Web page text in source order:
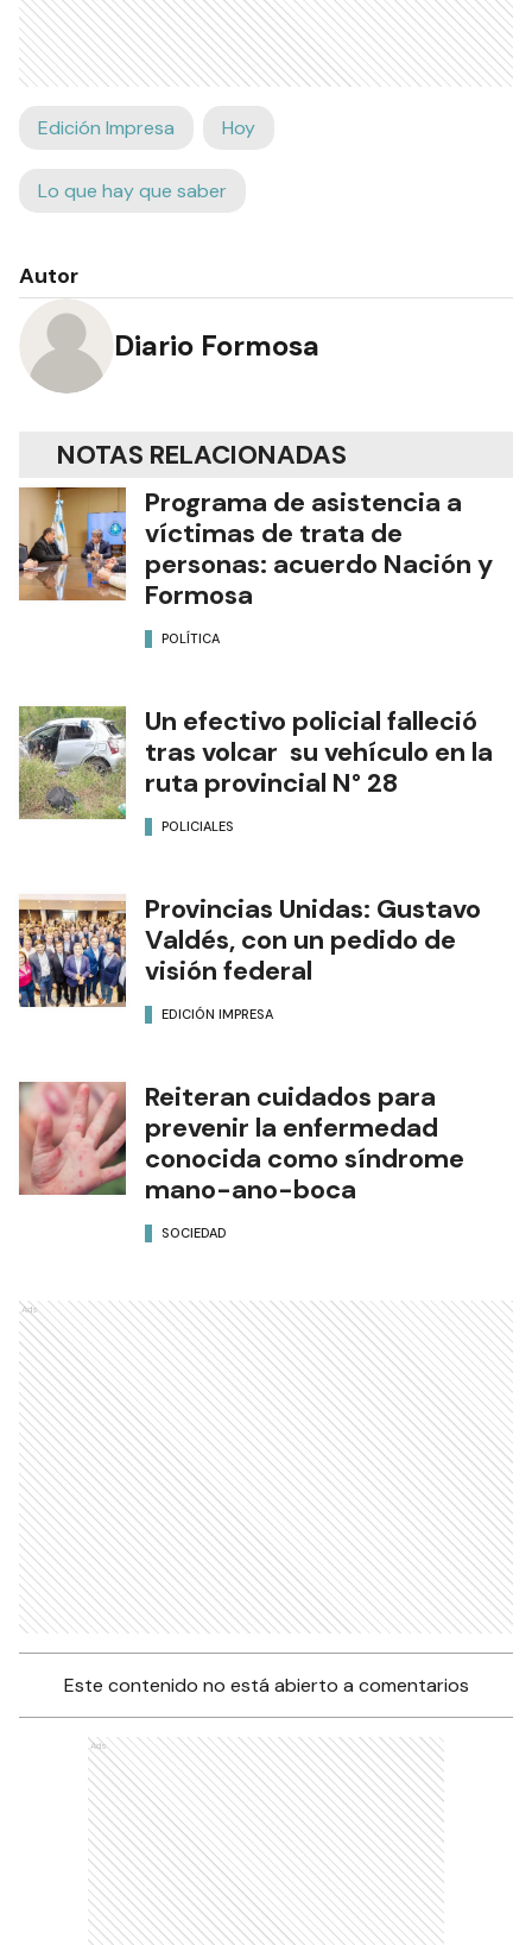
Edición Impresa Hoy
Lo que hay que saber
Autor
Diario Formosa
NOTAS RELACIONADAS
Programa de asistencia a
víctimas de trata de
personas: acuerdo Nación y
Formosa
POLÍTICA
Un efectivo policial falleció
tras volcar su vehículo en la
ruta provincial N° 28
POLICIALES
Provincias Unidas: Gustavo
Valdés, con un pedido de
visión federal
EDICIÓN IMPRESA
Reiteran cuidados para
prevenir la enfermedad
conocida como síndrome
mano-ano-boca
SOCIEDAD
Ads
Este contenido no está abierto a comentarios
Ads